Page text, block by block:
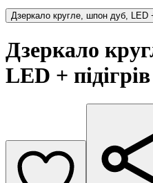
Дзеркало кругле, шпон дуб, LED
Дзеркало
LED +